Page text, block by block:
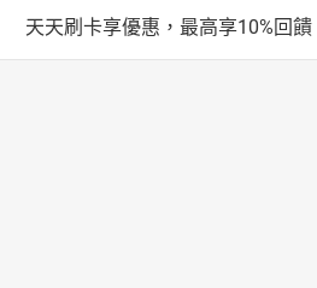
天天刷卡享優惠，最高享10%回饋